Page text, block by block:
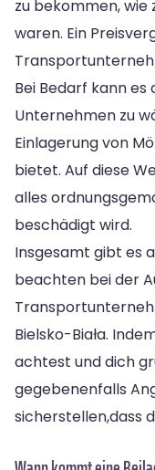
zu bekommen,
waren. Ein
Bei Bedarf kann es
Unternehmen zu
Einlagerung von
bietet. Auf diese
alles
beschädigt wird.
Insgesamt gibt es
beachten bei der
Bielsko-Biała.
achtest und dich
gegebenenfalls
sicherstellen,dass